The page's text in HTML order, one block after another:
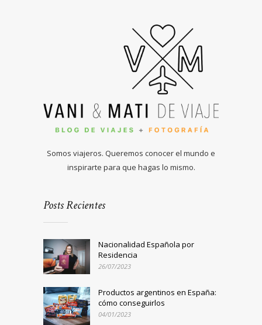
Somos viajeros. Queremos conocer el mundo e
inspirarte para que hagas lo mismo.
Posts Recientes
Nacionalidad Española por
Residencia
26/07/2023
Productos argentinos en España:
cómo conseguirlos
04/01/2023